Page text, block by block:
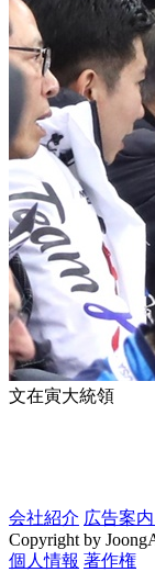
文在寅大統領
会社紹介 広告案
Copyright by
個人情報 著作権